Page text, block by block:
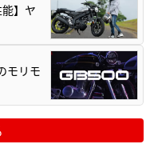
】ヤ
モリモ